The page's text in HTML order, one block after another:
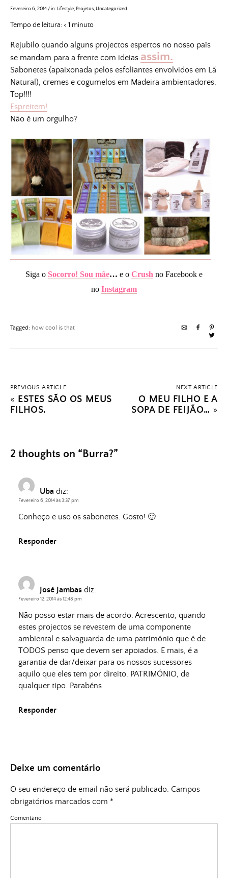
Fevereiro 6, 2014/in: Lifestyle Projetos Uncategorized
Tempo de leitura:< 1 minuto
Rejubilo quando alguns projectos espertos no nosso país
se mandam para a frente com ideias assim..
Sabonetes (apaixonada pelos esfoliantes envolvidos em Lã
Natural), cremes e cogumelos em Madeira ambientadores.
Top!!!!
Espreitem!
Não é um orgulho?
Siga o Socorro! Sou mãe… e o Crush no Facebook e
no Instagram
Tagged: how cool is that
PREVIOUS ARTICLE
« ESTES SÃO OS MEUS
FILHOS.
NEXT ARTICLE
O MEU FILHO E A
SOPA DE FEIJÃO… »
2 thoughts on “Burra?”
Uba diz:
Fevereiro 6, 2014 às 3:37 pm
Conheço e uso os sabonetes. Gosto! 🙂
Responder
José Jambas diz:
Fevereiro 12, 2014 às 12:48 pm
Não posso estar mais de acordo. Acrescento, quando
estes projectos se revestem de uma componente
ambiental e salvaguarda de uma património que é de
TODOS penso que devem ser apoiados. E mais, é a
garantia de dar/deixar para os nossos sucessores
aquilo que eles tem por direito. PATRIMÓNIO, de
qualquer tipo. Parabéns
Responder
Deixe um comentário
O seu endereço de email não será publicado. Campos
obrigatórios marcados com *
Comentário